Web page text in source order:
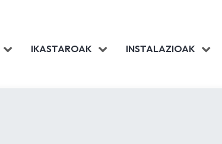
IKASTAROAK INSTALAZIOAK